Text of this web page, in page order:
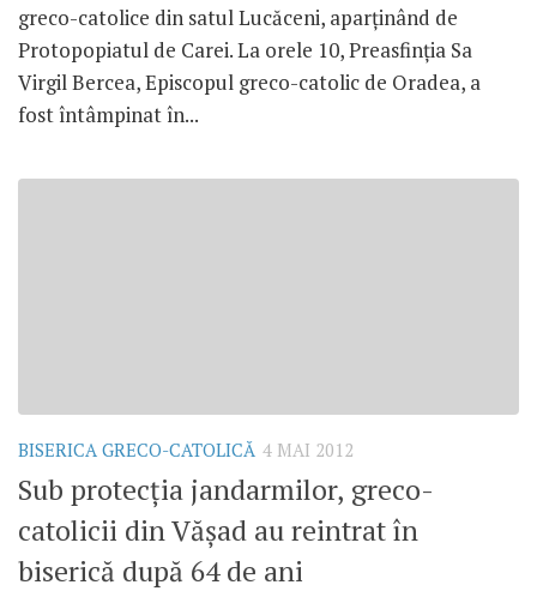
greco-catolice din satul Lucăceni, aparţinând de
Protopopiatul de Carei. La orele 10, Preasfinţia Sa
Virgil Bercea, Episcopul greco-catolic de Oradea, a
fost întâmpinat în...
BISERICA GRECO-CATOLICĂ 4 MAI 2012
Sub protecţia jandarmilor, greco-
catolicii din Văşad au reintrat în
biserică după 64 de ani